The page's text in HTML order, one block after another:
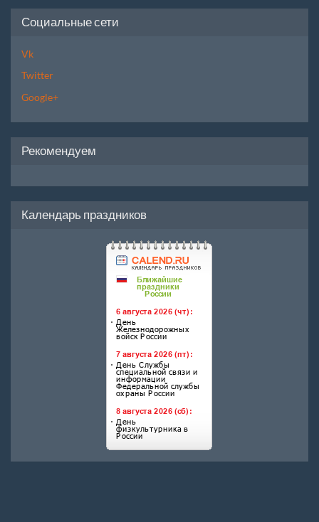
Социальные сети
Vk
Twitter
Google+
Рекомендуем
Календарь праздников